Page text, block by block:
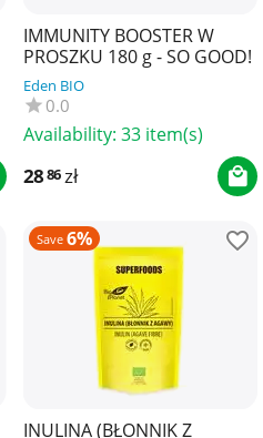
IMMUNITY BOOSTER W
PROSZKU 180 g - SO GOOD!
Eden BIO
0.0
Availability: 33 item(s)
2886zł
Save 6%
INULINA (BŁONNIK Z